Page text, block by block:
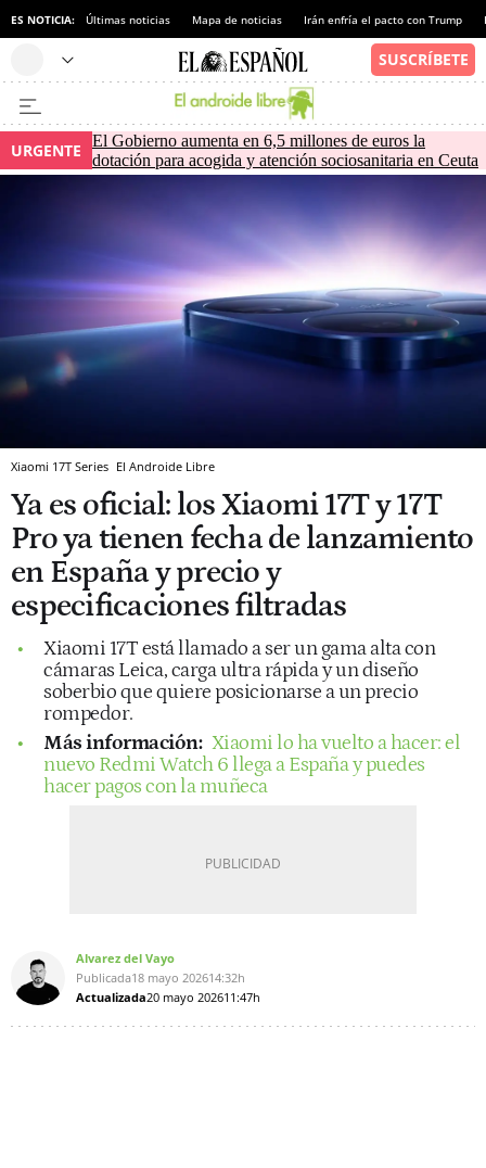
ES NOTICIA: Últimas noticias Mapa de noticias Irán enfría el pacto con Trump
URGENTE
El Gobierno aumenta en 6,5 millones de euros la
dotación para acogida y atención sociosanitaria en Ceuta
Xiaomi 17T Series El Androide Libre
Ya es oficial: los Xiaomi 17T y 17T
Pro ya tienen fecha de lanzamiento
en España y precio y
especificaciones filtradas
Xiaomi 17T está llamado a ser un gama alta con
cámaras Leica, carga ultra rápida y un diseño
soberbio que quiere posicionarse a un precio
rompedor.
Más información: Xiaomi lo ha vuelto a hacer: el
nuevo Redmi Watch 6 llega a España y puedes
hacer pagos con la muñeca
Alvarez del Vayo
Publicada18 mayo 202614:32h
Actualizada20 mayo 202611:47h